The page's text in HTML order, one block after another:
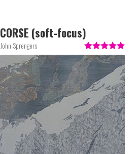
John Sprengers
CORSE (soft-focus)